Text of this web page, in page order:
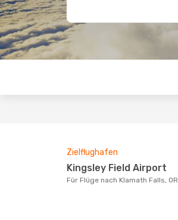
Zielflughafen
Kingsley Field Airport
Für Flüge nach Klamath Falls, OR